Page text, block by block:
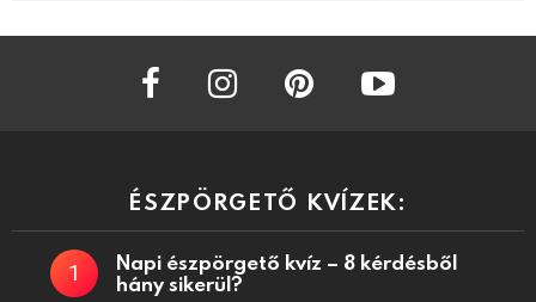
facebook instagram
ÉSZPÖRGETŐ KVÍZEK:
Napi észpörgető kvíz – 8 kérdésből
hány sikerül?